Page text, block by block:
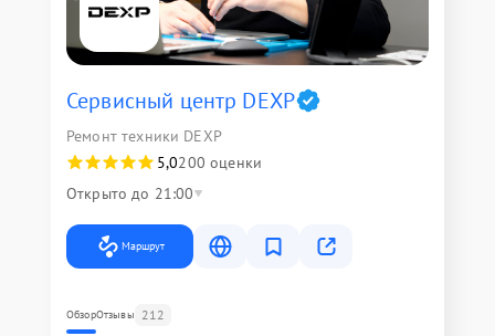
Сервисный центр DEXP
Ремонт техники DEXP
5,0200 оценки
Открыто до 21:00
Маршрут
ОбзорОтзывы 212